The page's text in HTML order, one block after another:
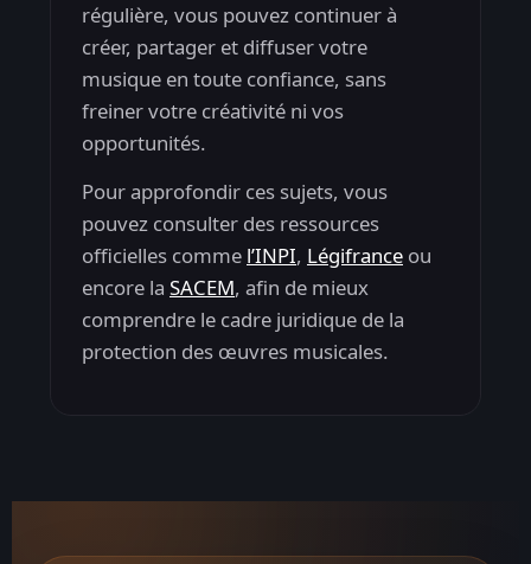
régulière, vous pouvez continuer à
créer, partager et diffuser votre
musique en toute confiance, sans
freiner votre créativité ni vos
opportunités.
Pour approfondir ces sujets, vous
pouvez consulter des ressources
officielles comme l’INPI, Légifrance ou
encore la SACEM, afin de mieux
comprendre le cadre juridique de la
protection des œuvres musicales.